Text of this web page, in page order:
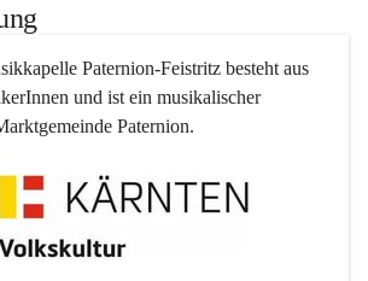
Paternion-Feistritz besteht aus
und ist ein musikalischer
Paternion.